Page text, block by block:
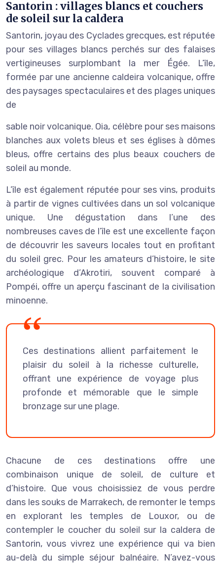
Santorin : villages blancs et couchers
de soleil sur la caldera
Santorin, joyau des Cyclades grecques, est réputée
pour ses villages blancs perchés sur des falaises
vertigineuses surplombant la mer Égée. L’île,
formée par une ancienne caldeira volcanique, offre
des paysages spectaculaires et des plages uniques
de
sable noir volcanique. Oia, célèbre pour ses maisons
blanches aux volets bleus et ses églises à dômes
bleus, offre certains des plus beaux couchers de
soleil au monde.
L’île est également réputée pour ses vins, produits
à partir de vignes cultivées dans un sol volcanique
unique. Une dégustation dans l’une des
nombreuses caves de l’île est une excellente façon
de découvrir les saveurs locales tout en profitant
du soleil grec. Pour les amateurs d’histoire, le site
archéologique d’Akrotiri, souvent comparé à
Pompéi, offre un aperçu fascinant de la civilisation
minoenne.
Ces destinations allient parfaitement le
plaisir du soleil à la richesse culturelle,
offrant une expérience de voyage plus
profonde et mémorable que le simple
bronzage sur une plage.
Chacune de ces destinations offre une
combinaison unique de soleil, de culture et
d’histoire. Que vous choisissiez de vous perdre
dans les souks de Marrakech, de remonter le temps
en explorant les temples de Louxor, ou de
contempler le coucher du soleil sur la caldera de
Santorin, vous vivrez une expérience qui va bien
au-delà du simple séjour balnéaire. N’avez-vous